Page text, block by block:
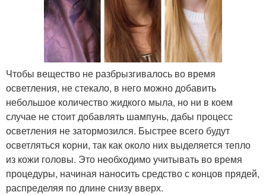
Чтобы вещество не разбрызгивалось во время
осветления, не стекало, в него можно добавить
небольшое количество жидкого мыла, но ни в коем
случае не стоит добавлять шампунь, дабы процесс
осветления не затормозился. Быстрее всего будут
осветляться корни, так как около них выделяется тепло
из кожи головы. Это необходимо учитывать во время
процедуры, начиная наносить средство с концов прядей,
распределяя по длине снизу вверх.